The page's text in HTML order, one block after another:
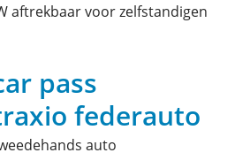
aftrekbaar voor zelfstandigen